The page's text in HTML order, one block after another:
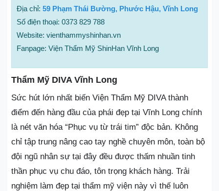
Địa chỉ: 59 Phạm Thái Bường, Phước Hậu, Vĩnh Long
Số điện thoại: 0373 829 788
Website: vienthammyshinhan.vn
Fanpage: Viện Thẩm Mỹ ShinHan Vĩnh Long
Thẩm Mỹ DIVA Vĩnh Long
Sức hút lớn nhất biến Viện Thẩm Mỹ DIVA thành
điểm đến hàng đầu của phái đẹp tại Vĩnh Long chính
là nét văn hóa “Phục vụ từ trái tim” độc bản. Không
chỉ tập trung nâng cao tay nghề chuyên môn, toàn bộ
đội ngũ nhân sự tại đây đều được thấm nhuần tinh
thần phục vụ chu đáo, tôn trọng khách hàng. Trải
nghiệm làm đẹp tại thẩm mỹ viện này vì thế luôn